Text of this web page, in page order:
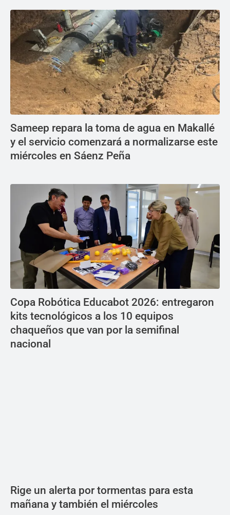
Sameep repara la toma de agua en Makallé
y el servicio comenzará a normalizarse este
miércoles en Sáenz Peña
Copa Robótica Educabot 2026: entregaron
kits tecnológicos a los 10 equipos
chaqueños que van por la semifinal
nacional
Rige un alerta por tormentas para esta
mañana y también el miércoles